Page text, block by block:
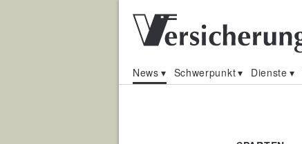
News Schwerpunkt Dienste